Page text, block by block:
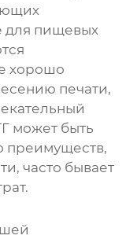
для пищевых
хорошо
печати,
может быть
преимуществ,
часто бывает